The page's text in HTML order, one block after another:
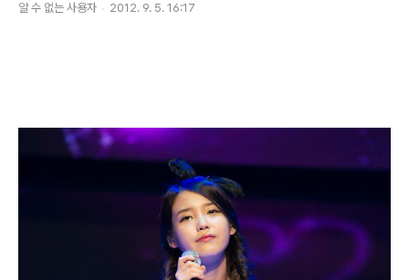
알 수 없는 사용자 2012. 9. 5. 16:17